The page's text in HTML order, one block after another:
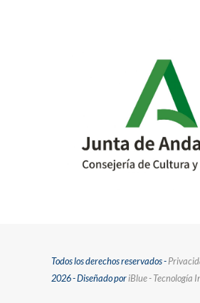
Todos los derechos reservados -
2026 - Diseñado poriBlue - Tecnología